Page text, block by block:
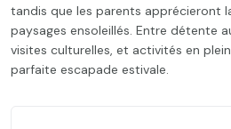
tandis que les parents apprécieront
paysages ensoleillés. Entre détente
visites culturelles, et activités en
parfaite escapade estivale.